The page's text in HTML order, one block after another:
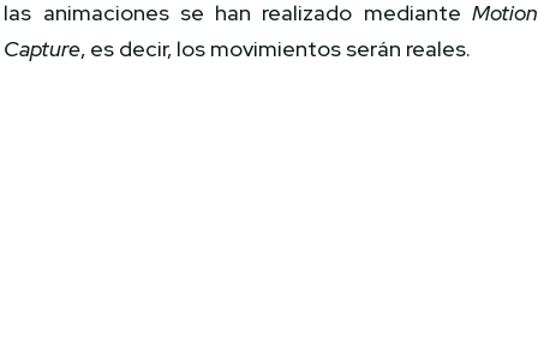
las animaciones se han realizado medianteMotion
Capture, es decir, los movimientos serán reales.